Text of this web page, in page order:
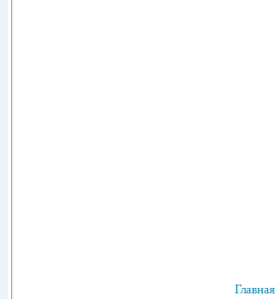
Главная